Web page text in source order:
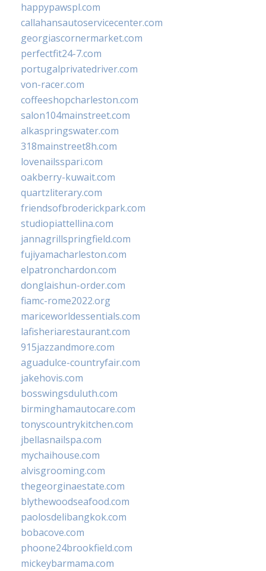
happypawspl.com
callahansautoservicecenter.com
georgiascornermarket.com
perfectfit24-7.com
portugalprivatedriver.com
von-racer.com
coffeeshopcharleston.com
salon104mainstreet.com
alkaspringswater.com
318mainstreet8h.com
lovenailsspari.com
oakberry-kuwait.com
quartzliterary.com
friendsofbroderickpark.com
studiopiattellina.com
jannagrillspringfield.com
fujiyamacharleston.com
elpatronchardon.com
donglaishun-order.com
fiamc-rome2022.org
mariceworldessentials.com
lafisheriarestaurant.com
915jazzandmore.com
aguadulce-countryfair.com
jakehovis.com
bosswingsduluth.com
birminghamautocare.com
tonyscountrykitchen.com
jbellasnailspa.com
mychaihouse.com
alvisgrooming.com
thegeorginaestate.com
blythewoodseafood.com
paolosdelibangkok.com
bobacove.com
phoone24brookfield.com
mickeybarmama.com